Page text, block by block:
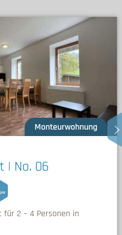
Monteurwohnung
| No. 06
2 – 4 Personen in